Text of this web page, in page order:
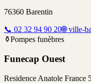
76360 Barentin
📞 02 32 94 90 20🌐 ville-
⚱️Pompes funèbres
Funecap Ouest
Residence Anatole France